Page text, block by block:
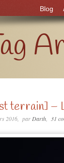
Aller à:
Blog
terrain] –
2016 par Darth 31